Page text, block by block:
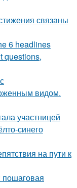
связаны
6 headlines
questions,
видом.
участницей
синего
на пути к
пошаговая